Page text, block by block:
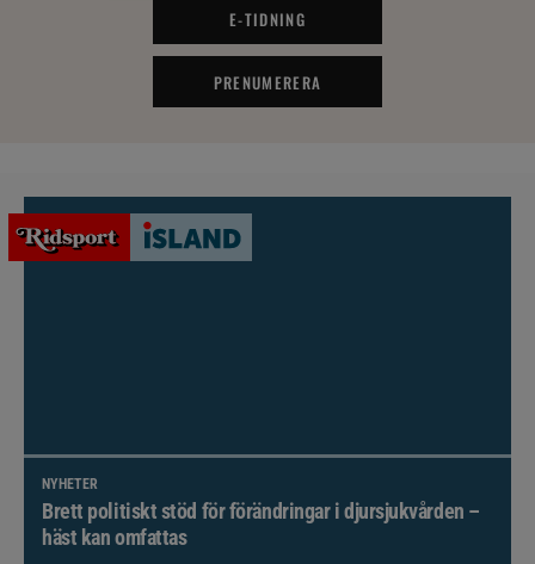
E-TIDNING
PRENUMERERA
NYHETER
Brett politiskt stöd för förändringar i djursjukvården –
häst kan omfattas